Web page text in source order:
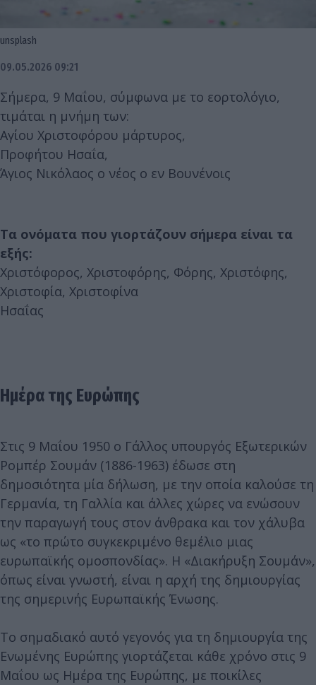
unsplash
09.05.2026 09:21
Σήμερα, 9 Μαΐου, σύμφωνα με το εορτολόγιο,
τιμάται η μνήμη των:
Αγίου Χριστοφόρου μάρτυρος,
Προφήτου Ησαΐα,
Άγιος Νικόλαος ο νέος ο εν Βουνένοις
Τα ονόματα που γιορτάζουν σήμερα είναι τα
εξής:
Χριστόφορος, Χριστοφόρης, Φόρης, Χριστόφης,
Χριστοφία, Χριστοφίνα
Ησαΐας
Ημέρα της Ευρώπης
Στις 9 Μαΐου 1950 ο Γάλλος υπουργός Εξωτερικών
Ρομπέρ Σουμάν (1886-1963) έδωσε στη
δημοσιότητα μία δήλωση, με την οποία καλούσε τη
Γερμανία, τη Γαλλία και άλλες χώρες να ενώσουν
την παραγωγή τους στον άνθρακα και τον χάλυβα
ως «το πρώτο συγκεκριμένο θεμέλιο μιας
ευρωπαϊκής ομοσπονδίας». Η «Διακήρυξη Σουμάν»,
όπως είναι γνωστή, είναι η αρχή της δημιουργίας
της σημερινής Ευρωπαϊκής Ένωσης.
Το σημαδιακό αυτό γεγονός για τη δημιουργία της
Ενωμένης Ευρώπης γιορτάζεται κάθε χρόνο στις 9
Μαΐου ως Ημέρα της Ευρώπης, με ποικίλες